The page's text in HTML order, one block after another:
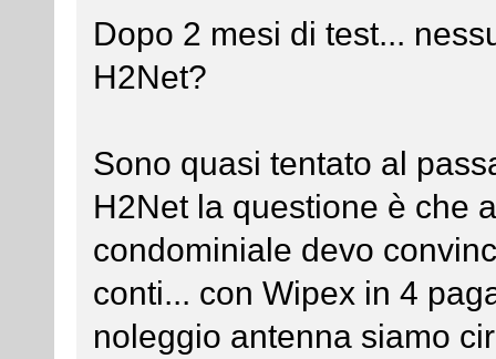
Dopo 2 mesi di test...
H2Net?
Sono quasi tentato al
H2Net la questione è che
condominiale devo
conti... con Wipex in 4
noleggio antenna siamo